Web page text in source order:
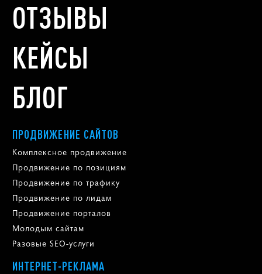
ОТЗЫВЫ
КЕЙСЫ
БЛОГ
ПРОДВИЖЕНИЕ САЙТОВ
Комплексное продвижение
Продвижение по позициям
Продвижение по трафику
Продвижение по лидам
Продвижение порталов
Молодым сайтам
Разовые SEO-услуги
ИНТЕРНЕТ-РЕКЛАМА